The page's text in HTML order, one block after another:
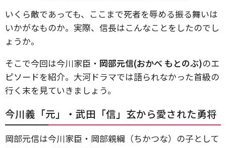
いくら敵であっても、ここまで死者を辱める振る舞いは
いかがなものか。実際、信長はこんなことをしたのでし
ょうか。
そこで今回は今川家臣・ 岡部元信(おかべ もとのぶ)のエ
ピソードを紹介。大河ドラマでは語られなかった首級の
行く末を見ていきましょう。
今川義「元」・武田「信」玄から愛された勇将
岡部元信は今川家臣・岡部親綱（ちかつな）の子として